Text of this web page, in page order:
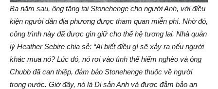
Ba năm sau, ông tặng tại Stonehenge cho người Anh, với điều
kiện người dân địa phương được tham quan miễn phí. Nhờ đó,
công trình này đã được gìn giữ cho thế hệ tương lai. Nhà quản
lý Heather Sebire chia sẻ: “Ai biết điều gì sẽ xảy ra nếu người
khác mua nó? Lúc đó, nó rơi vào tình thế hiểm nghèo và ông
Chubb đã can thiệp, đảm bảo Stonehenge thuộc về người
trong nước. Giờ đây, nó là Di sản Anh và được đảm bảo an